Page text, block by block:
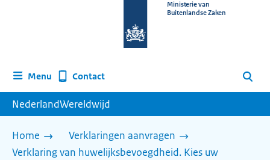
homepage
Ministerie van
Buitenlandse Zaken
Menu Contact Zoeken
NederlandWereldwijd
Home
Verklaringen aanvragen
Verklaring van huwelijksbevoegdheid. Kies uw